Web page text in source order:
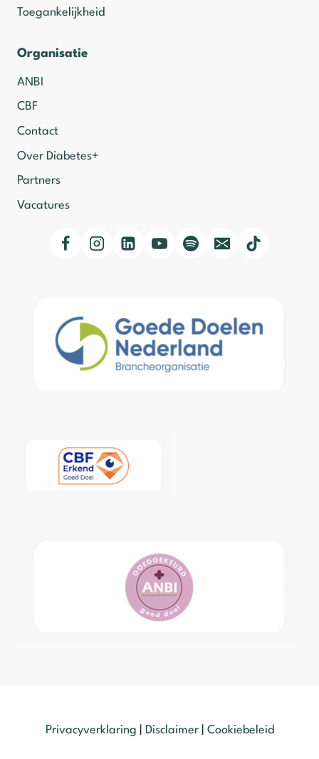
Toegankelijkheid
Organisatie
ANBI
CBF
Contact
Over Diabetes+
Partners
Vacatures
Privacyverklaring Disclaimer| Cookiebeleid